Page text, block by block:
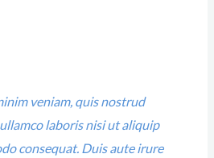
veniam, quis nostrud
laboris nisi ut aliquip
consequat. Duis aute irure